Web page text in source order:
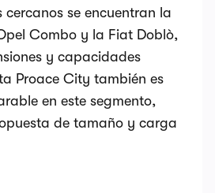
se encuentran la
Combo y la Fiat Doblò,
y capacidades
Proace City también es
en este segmento,
de tamaño y carga